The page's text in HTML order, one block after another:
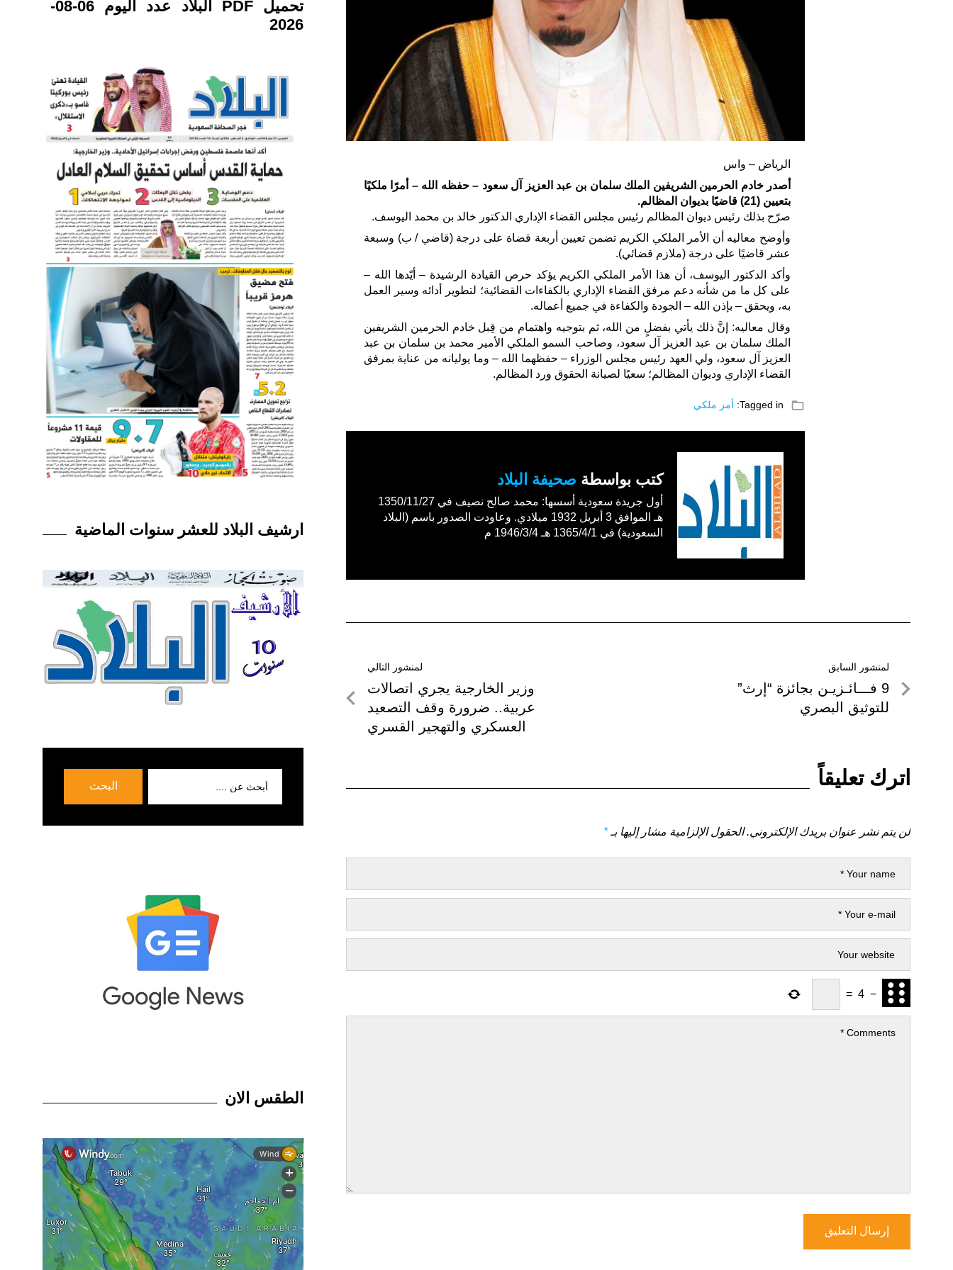
الرياض – واس
أصدر خادم الحرمين الشريفين الملك سلمان بن عبد العزيز آل سعود – حفظه الله – أمرًا ملكيًا
بتعيين (21) قاضيًا بديوان المظالم.
صرّح بذلك رئيس ديوان المظالم رئيس مجلس القضاء الإداري الدكتور خالد بن محمد اليوسف.
وأوضح معاليه أن الأمر الملكي الكريم تضمن تعيين أربعة قضاة على درجة (قاضي / ب) وسبعة
عشر قاضيًا على درجة (ملازم قضائي).
وأكد الدكتور اليوسف، أن هذا الأمر الملكي الكريم يؤكد حرص القيادة الرشيدة – أيّدها الله –
على كل ما من شأنه دعم مرفق القضاء الإداري بالكفاءات القضائية؛ لتطوير أدائه وسير العمل
به، ويحقق – بإذن الله – الجودة والكفاءة في جميع أعماله.
وقال معاليه: إنَّ ذلك يأتي بفضلٍ من الله، ثم بتوجيه واهتمام من قِبل خادم الحرمين الشريفين
الملك سلمان بن عبد العزيز آل سعود، وصاحب السمو الملكي الأمير محمد بن سلمان بن عبد
العزيز آل سعود، ولي العهد رئيس مجلس الوزراء – حفظهما الله – وما يوليانه من عناية بمرفق
القضاء الإداري وديوان المظالم؛ سعيًا لصيانة الحقوق ورد المظالم.
folder_open
Tagged in: أمر ملكي
كتب بواسطة صحيفة البلاد
أول جريدة سعودية أسسها: محمد صالح نصيف في 1350/11/27
هـ الموافق 3 أبريل 1932 ميلادي. وعاودت الصدور باسم (البلاد
السعودية) في 1365/4/1 هـ 1946/3/4 م
تصفّح
المقالات
لمنشور السابق
لمنشور
السابق
9 فـــائـزيـن بجائزة “إرث”
للتوثيق البصري
لمنشور التالي
لمنشور
التالي
وزير الخارجية يجري اتصالات
عربية.. ضرورة وقف التصعيد
العسكري والتهجير القسري
اترك تعليقاً
لن يتم نشر عنوان بريدك الإلكتروني. الحقول الإلزامية مشار إليها بـ*
−
4
=
تحميل PDF البلاد عدد اليوم 06-08-
2026
ارشيف البلاد للعشر سنوات الماضية
البحث
الطقس الان